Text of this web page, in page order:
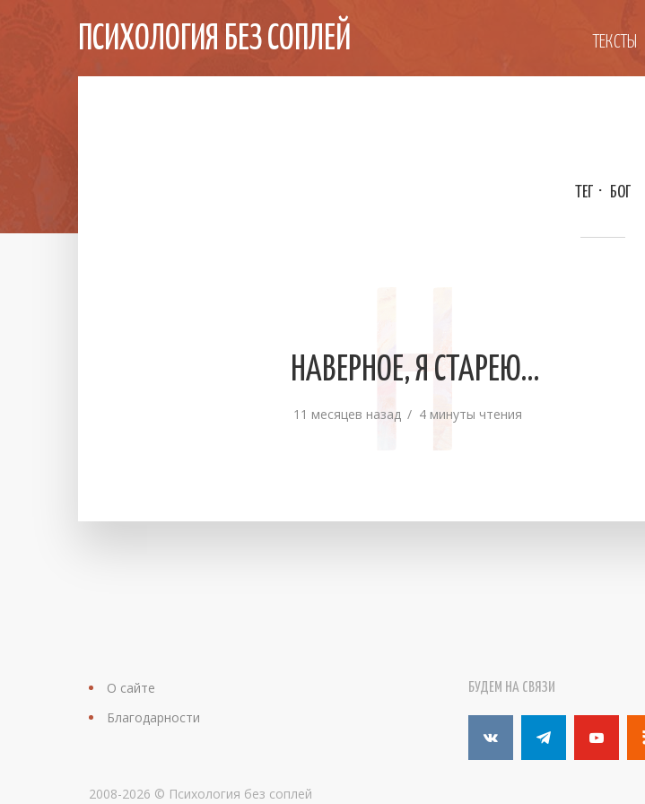
ПСИХОЛОГИЯ БЕЗ СОПЛЕЙ ТЕКСТЫ
ТЕГ БОГ
НАВЕРНОЕ, Я СТАРЕЮ…
11 месяцев назад 4 минуты чтения
Н
О сайте
Благодарности
2008-2026 © Психология без соплей
БУДЕМ НА СВЯЗИ